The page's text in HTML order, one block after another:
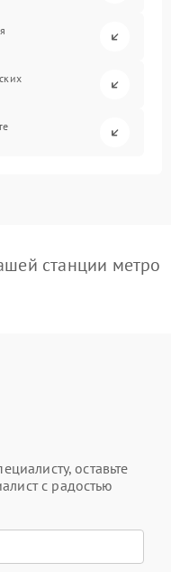
станции метро
оставьте
с радостью